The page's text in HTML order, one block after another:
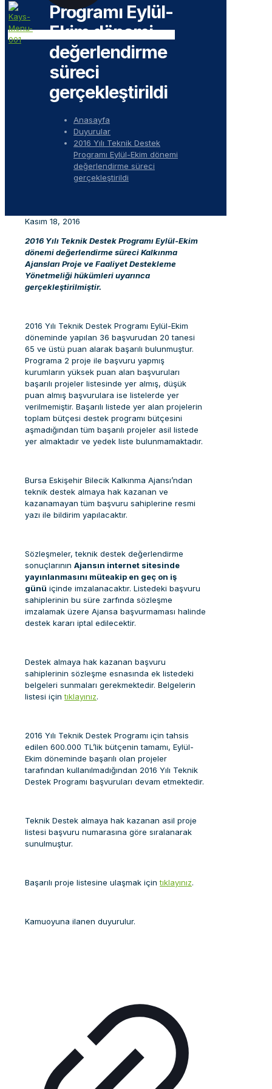
Programı Eylül-
Ekim dönemi
değerlendirme
süreci
gerçekleştirildi
Anasayfa
Duyurular
2016 Yılı Teknik Destek
Programı Eylül-Ekim dönemi
değerlendirme süreci
gerçekleştirildi
Kasım 18, 2016
2016 Yılı Teknik Destek Programı Eylül-Ekim
dönemi değerlendirme süreci Kalkınma
Ajansları Proje ve Faaliyet Destekleme
Yönetmeliği hükümleri uyarınca
gerçekleştirilmiştir.
2016 Yılı Teknik Destek Programı Eylül-Ekim
döneminde yapılan 36 başvurudan 20 tanesi
65 ve üstü puan alarak başarılı bulunmuştur.
Programa 2 proje ile başvuru yapmış
kurumların yüksek puan alan başvuruları
başarılı projeler listesinde yer almış, düşük
puan almış başvurulara ise listelerde yer
verilmemiştir. Başarılı listede yer alan projelerin
toplam bütçesi destek programı bütçesini
aşmadığından tüm başarılı projeler asil listede
yer almaktadır ve yedek liste bulunmamaktadır.
Bursa Eskişehir Bilecik Kalkınma Ajansı’ndan
teknik destek almaya hak kazanan ve
kazanamayan tüm başvuru sahiplerine resmi
yazı ile bildirim yapılacaktır.
Sözleşmeler, teknik destek değerlendirme
sonuçlarının Ajansın internet sitesinde
yayınlanmasını müteakip en geç on iş
günü içinde imzalanacaktır. Listedeki başvuru
sahiplerinin bu süre zarfında sözleşme
imzalamak üzere Ajansa başvurmaması halinde
destek kararı iptal edilecektir.
Destek almaya hak kazanan başvuru
sahiplerinin sözleşme esnasında ek listedeki
belgeleri sunmaları gerekmektedir. Belgelerin
listesi içintıklayınız.
2016 Yılı Teknik Destek Programı için tahsis
edilen 600.000 TL’lik bütçenin tamamı, Eylül-
Ekim döneminde başarılı olan projeler
tarafından kullanılmadığından 2016 Yılı Teknik
Destek Programı başvuruları devam etmektedir.
Teknik Destek almaya hak kazanan asil proje
listesi başvuru numarasına göre sıralanarak
sunulmuştur.
Başarılı proje listesine ulaşmak içintıklayınız.
Kamuoyuna ilanen duyurulur.